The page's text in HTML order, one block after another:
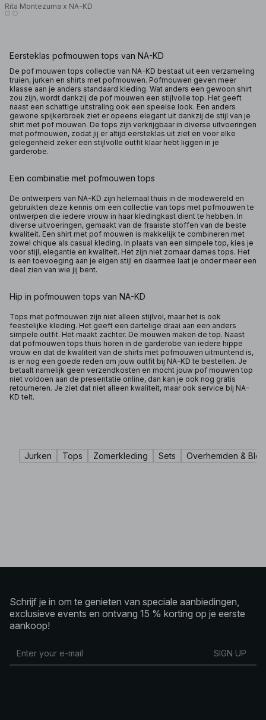
Rita Montezuma x NA-KD
Eersteklas pofmouwen tops van NA-KD
De pof mouwen tops collectie van NA-KD bestaat uit een verzameling
truien, jurken en shirts met pofmouwen. Pofmouwen geven meer
klasse aan je anders standaard kleding. Wat anders een gewoon shirt
zou zijn, wordt dankzij de pof mouwen een stijlvolle top. Het geeft
naast een schattige uitstraling ook een speelse look. Een anders
gewone spijkerbroek ziet er opeens elegant uit dankzij de stijl van je
shirt met pof mouwen. De tops zijn verkrijgbaar in diverse uitvoeringen
met pofmouwen, zodat jij er altijd eersteklas uit ziet en voor elke
gelegenheid zeker een stijlvolle outfit klaar hebt liggen in je
garderobe.
Een combinatie met pofmouwen tops
De ontwerpers van NA-KD zijn helemaal thuis in de modewereld en
gebruikten deze kennis om een collectie van tops met pofmouwen te
ontwerpen die iedere vrouw in haar kledingkast dient te hebben. In
diverse uitvoeringen, gemaakt van de fraaiste stoffen van de beste
kwaliteit. Een shirt met pof mouwen is makkelijk te combineren met
zowel chique als casual kleding. In plaats van een simpele top, kies je
voor stijl, elegantie en kwaliteit. Het zijn niet zomaar dames tops. Het
is een toevoeging aan je eigen stijl en daarmee laat je onder meer een
deel zien van wie jij bent.
Hip in pofmouwen tops van NA-KD
Tops met pofmouwen zijn niet alleen stijlvol, maar het is ook
feestelijke kleding. Het geeft een dartelige draai aan een anders
simpele outfit. Het maakt zachter. De mouwen maken de top. Naast
dat pofmouwen tops thuis horen in de garderobe van iedere hippe
vrouw en dat de kwaliteit van de shirts met pofmouwen uitmuntend is,
is er nog een goede reden om jouw outfit bij NA-KD te bestellen. Je
betaalt namelijk geen verzendkosten en mocht jouw pof mouwen top
niet voldoen aan de presentatie online, dan kan je ook nog gratis
retourneren. Je ziet dat niet alleen kwaliteit, maar ook service bij NA-
KD telt.
Jurken Tops Zomerkleding Sets Overhemden &
Schrijf je in om te genieten van speciale aanbiedingen,
exclusieve events en ontvang 15 % korting op je eerste
aankoop!
SIGN UP